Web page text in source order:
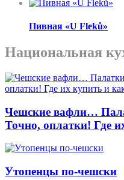
Пивная «U Fleků»
Национальная
Чешские вафли…
Точно, оплатки! Где
Утопенцы по-чешски